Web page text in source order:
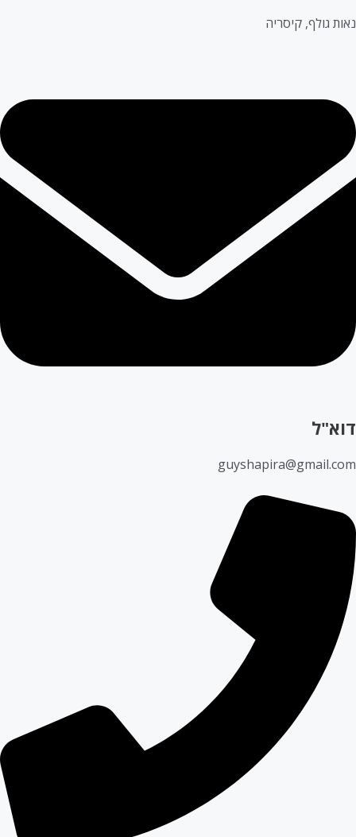
נאות גולף, קיסריה
דוא"ל
guyshapira@gmail.com